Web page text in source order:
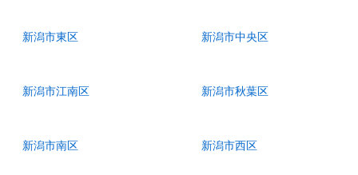
新潟市東区 新潟市中央区
新潟市江南区 新潟市秋葉区
新潟市南区 新潟市西区